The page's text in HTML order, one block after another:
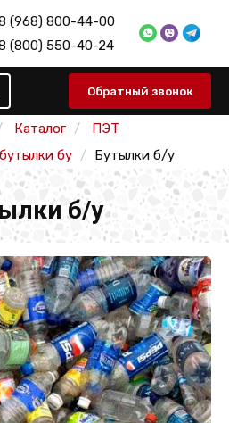
(968) 800-44-00
(800) 550-40-24
Обратный звонок
Каталог
ПЭТ
бу
Бутылки б/у
б/у